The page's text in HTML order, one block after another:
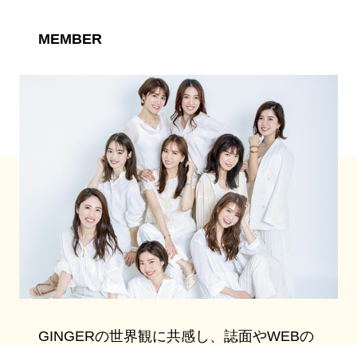
MEMBER
GINGERの世界観に共感し、誌面やWEBの